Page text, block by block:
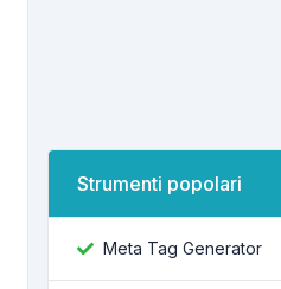
Strumenti popolari
Meta Tag Generator